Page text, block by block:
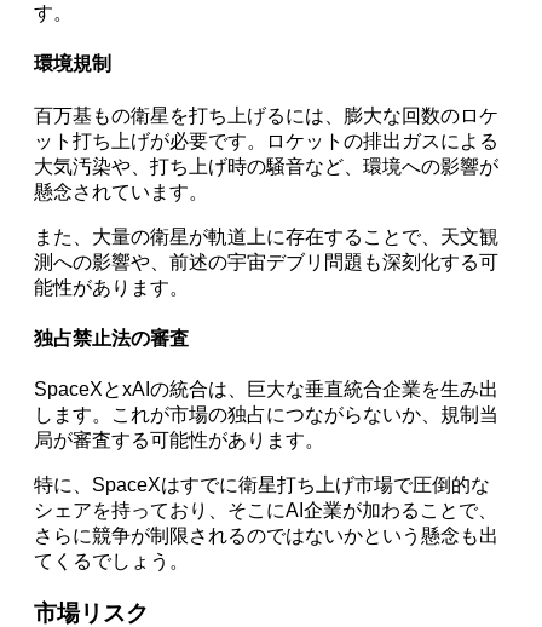
す。
環境規制
百万基もの衛星を打ち上げるには、膨大な回数のロケ
ット打ち上げが必要です。ロケットの排出ガスによる
大気汚染や、打ち上げ時の騒音など、環境への影響が
懸念されています。
また、大量の衛星が軌道上に存在することで、天文観
測への影響や、前述の宇宙デブリ問題も深刻化する可
能性があります。
独占禁止法の審査
SpaceXとxAIの統合は、巨大な垂直統合企業を生み出
します。これが市場の独占につながらないか、規制当
局が審査する可能性があります。
特に、SpaceXはすでに衛星打ち上げ市場で圧倒的な
シェアを持っており、そこにAI企業が加わることで、
さらに競争が制限されるのではないかという懸念も出
てくるでしょう。
市場リスク